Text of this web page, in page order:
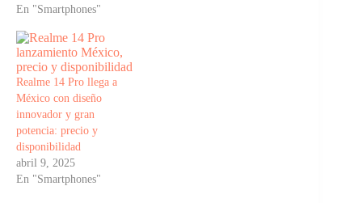
En "Smartphones"
Realme 14 Pro llega a
México con diseño
innovador y gran
potencia: precio y
disponibilidad
abril 9, 2025
En "Smartphones"